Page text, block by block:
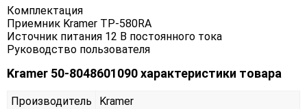
Комплектация
Приемник Kramer TP-580RA
Источник питания 12 В постоянного тока
Руководство пользователя
Kramer 50-8048601090 характеристики товара
Производитель
Kramer